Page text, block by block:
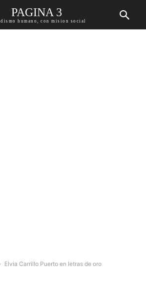
PAGINA 3
humano, con mision social
Elvia Carrillo Puerto en letras de oro